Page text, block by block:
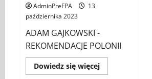
AdminPreFPA
13
października 2023
ADAM GAJKOWSKI -
REKOMENDACJE POLONII
Dowiedz się więcejDowiedz
się